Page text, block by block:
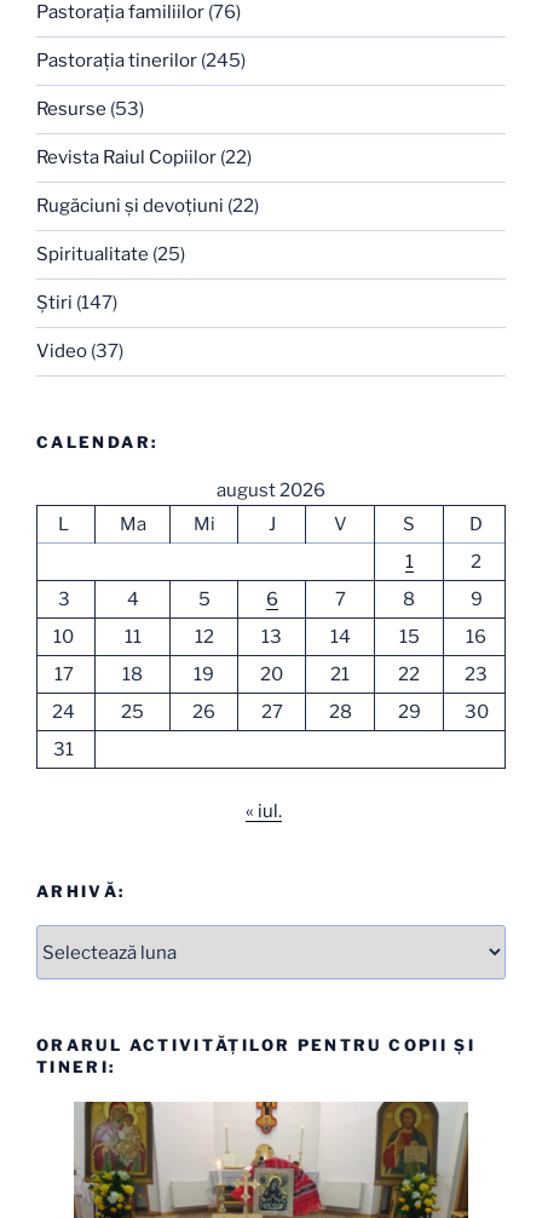
Pastoraţia familiilor (76)
Pastoraţia tinerilor (245)
Resurse (53)
Revista Raiul Copiilor (22)
Rugăciuni şi devoţiuni (22)
Spiritualitate (25)
Ştiri (147)
Video (37)
CALENDAR:
august 2026
L
Ma Mi J V S
D
1
2
3
4 5 6 7 8
9
10
11 12 13 14 15
16
17
18 19 20 21 22
23
24
25 26 27 28 29
30
31
« iul.
ARHIVĂ:
ORARUL ACTIVITĂȚILOR PENTRU COPII ȘI
TINERI: